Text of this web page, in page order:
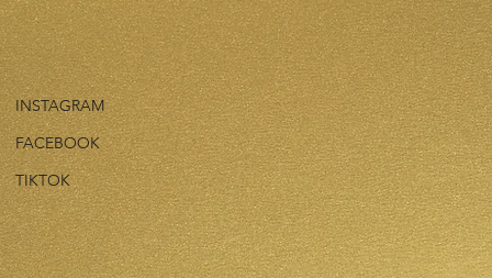
INSTAGRAM
FACEBOOK
TIKTOK